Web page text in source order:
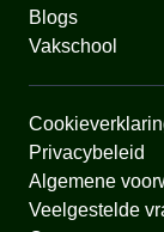
Blogs
Vakschool
Privacybeleid
Algemene
Veelgestelde